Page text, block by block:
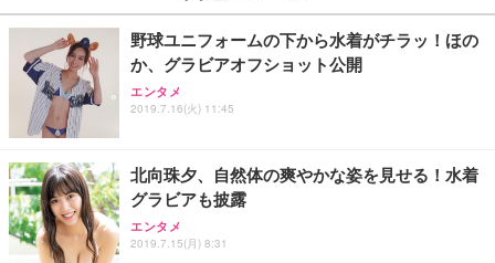
￥27,999
ワーク チェア 強化バックレスト 30度ロッキング機
能 人間工学 椅子 腰サポート 90度跳ね上げ式アーム
務用 おしゃれ パソコンチェア (ブラック)
Sezlife オフィスチェア デスクチェア 疲れない テレ
ワーク チェア 強化バックレスト 30度ロッキング機
能 人間工学 椅子 腰サポート 90度跳ね上げ式アーム
￥109,572
【純正品】27"ゲーミングモニター DualSense 充電
フック付き（CFI-ZDM1J）
【整備済み品】Dell E2724HS 27インチ 液晶モニタ
ー フルHD（1920×1080）VA 非光沢 HDMI/DisplayP
ort/VGA スピーカー内蔵 高さ調整 スイベル VESA対
￥3,234
ネオ・ルーライフ ネオ・オムツ L 中型犬用 26枚入
り 単品
Smart Basic(スマートベーシック) 【Amazon.co.jp
限定】 Smart Basic アイリスオーヤマ ペットシーツ
超厚型 お徳用 ワイド 100枚入 (x 1) (ケース販売)
野球ユニフォームの下から水着がチラッ！ほの
か、グラビアオフショット公開
エンタメ
2019.7.16(火) 11:45
北向珠夕、自然体の爽やかな姿を見せる！水着
グラビアも披露
エンタメ
2019.7.15(月) 8:31